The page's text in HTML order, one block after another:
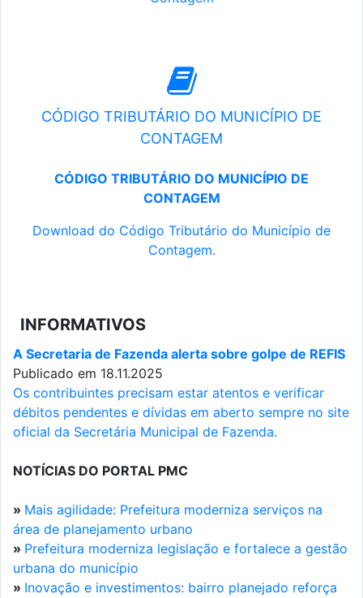
CÓDIGO TRIBUTÁRIO DO MUNICÍPIO DE
CONTAGEM
CÓDIGO TRIBUTÁRIO DO MUNICÍPIO DE
CONTAGEM
Download do Código Tributário do Município de
Contagem.
INFORMATIVOS
A Secretaria de Fazenda alerta sobre golpe de REFIS
Publicado em 18.11.2025
Os contribuintes precisam estar atentos e verificar
débitos pendentes e dívidas em aberto sempre no site
oficial da Secretária Municipal de Fazenda.
NOTÍCIAS DO PORTAL PMC
» Mais agilidade: Prefeitura moderniza serviços na
área de planejamento urbano
» Prefeitura moderniza legislação e fortalece a gestão
urbana do município
» Inovação e investimentos: bairro planejado reforça